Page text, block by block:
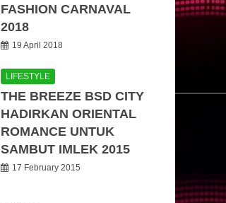
FASHION CARNAVAL
2018
19 April 2018
LIFESTYLE
THE BREEZE BSD CITY
HADIRKAN ORIENTAL
ROMANCE UNTUK
SAMBUT IMLEK 2015
17 February 2015